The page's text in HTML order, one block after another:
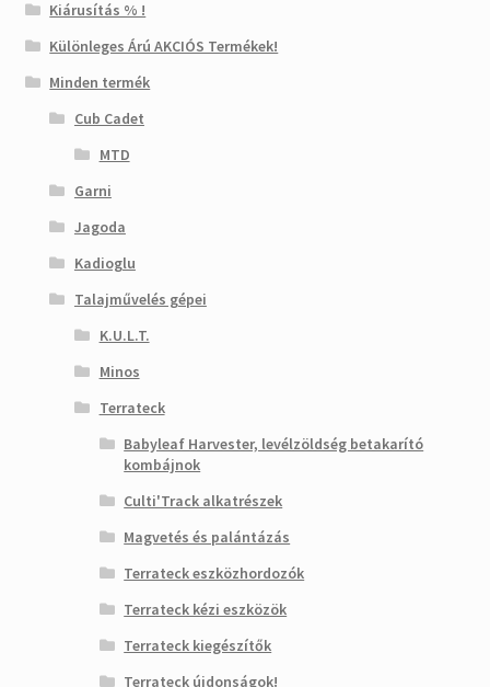
Kiárusítás % !
Különleges Árú AKCIÓS Termékek!
Minden termék
Cub Cadet
MTD
Garni
Jagoda
Kadioglu
Talajművelés gépei
K.U.L.T.
Minos
Terrateck
Babyleaf Harvester, levélzöldség betakarító
kombájnok
Culti'Track alkatrészek
Magvetés és palántázás
Terrateck eszközhordozók
Terrateck kézi eszközök
Terrateck kiegészítők
Terrateck újdonságok!